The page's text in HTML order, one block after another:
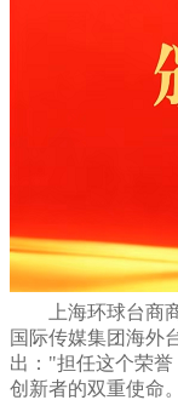
上海环球台商
国际传媒集团海外
出："担任这个荣
创新者的双重使命